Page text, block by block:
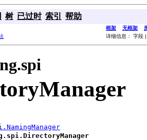
树 已过时 索引 帮助
框架 无框架
详细信息： 字段